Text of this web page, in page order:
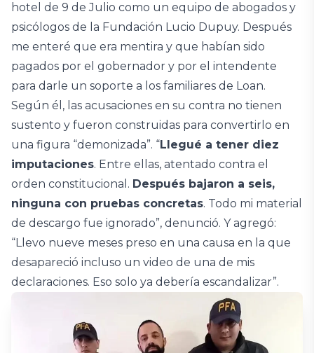
hotel de 9 de Julio como un equipo de abogados y
psicólogos de la Fundación Lucio Dupuy. Después
me enteré que era mentira y que habían sido
pagados por el gobernador y por el intendente
para darle un soporte a los familiares de Loan.
Según él, las acusaciones en su contra no tienen
sustento y fueron construidas para convertirlo en
una figura “demonizada”. “Llegué a tener diez
imputaciones. Entre ellas, atentado contra el
orden constitucional. Después bajaron a seis,
ninguna con pruebas concretas. Todo mi material
de descargo fue ignorado”, denunció. Y agregó:
“Llevo nueve meses preso en una causa en la que
desapareció incluso un video de una de mis
declaraciones. Eso solo ya debería escandalizar”.